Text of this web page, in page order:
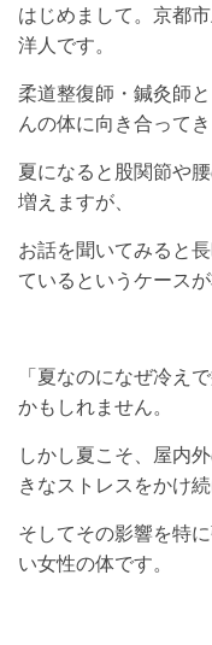
はじめまして。京都
洋人です。
柔道整復師・鍼灸師
んの体に向き合ってき
夏になると股関節や
増えますが、
お話を聞いてみると
ているというケース
「夏なのになぜ冷え
かもしれません。
しかし夏こそ、屋内
きなストレスをかけ続
そしてその影響を特
い女性の体です。